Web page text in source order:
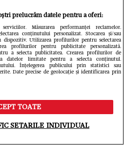
emoții înainte de
cu 30 de
și alcool la
că au 18 ani și nu
Ce relație are
prelucrăm datele pentru a oferi:
Măsurarea performanței reclamelor.
conținutului personalizat. Stocarea și/sau
dispozitiv. Utilizarea profilurilor pentru selectarea
profilurilor pentru publicitate personalizată.
a selecta publicitatea. Crearea profilurilor de
datelor limitate pentru a selecta conținutul.
Înțelegerea publicului prin statistici sau
Date precise de geolocație și identificarea prin
TOATE
SETARILE INDIVIDUAL